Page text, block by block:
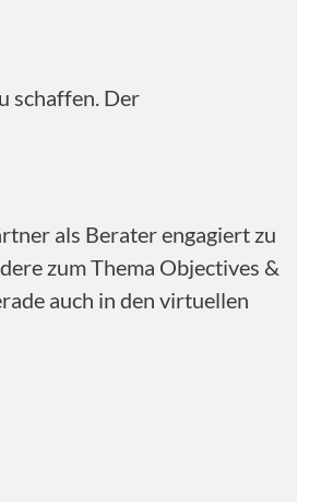
schaffen. Der
als Berater engagiert zu
zum Thema Objectives &
auch in den virtuellen